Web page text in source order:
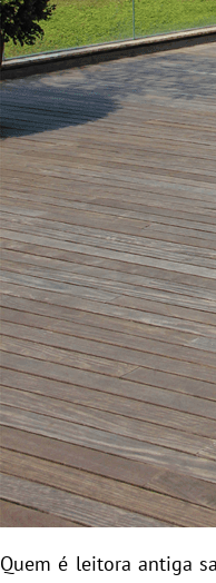
Quem é leitora antiga